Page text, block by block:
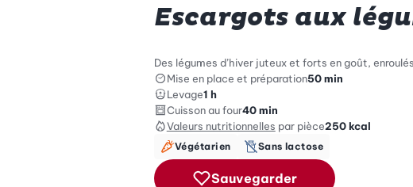
Escargots aux
Des légumes d’hiver juteux et forts en goût,
Mise en place et préparation50 min
Levage1 h
Cuisson au four40 min
Valeurs nutritionnelles par pièce250 kcal
Végétarien Sans lactose
Sauvegarder